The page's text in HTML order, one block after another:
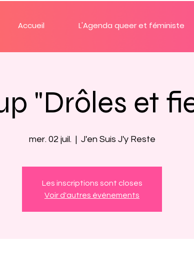
Accueil L'Agenda queer et féministe
"Drôles et
mer. 02 juil.
  |
J'en Suis J'y Reste
Les inscriptions sont closes
Voir d'autres événements